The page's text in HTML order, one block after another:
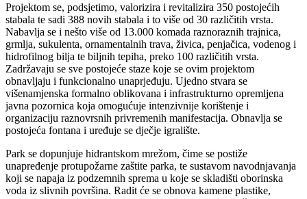
Projektom se, podsjetimo, valorizira i revitalizira 350 postojećih
stabala te sadi 388 novih stabala i to više od 30 različitih vrsta.
Nabavlja se i nešto više od 13.000 komada raznoraznih trajnica,
grmlja, sukulenta, ornamentalnih trava, živica, penjačica, vodenog i
hidrofilnog bilja te biljnih tepiha, preko 100 različitih vrsta.
Zadržavaju se sve postojeće staze koje se ovim projektom
obnavljaju i funkcionalno unaprjeđuju. Ujedno stvara se
višenamjenska formalno oblikovana i infrastrukturno opremljena
javna pozornica koja omogućuje intenzivnije korištenje i
organizaciju raznovrsnih privremenih manifestacija. Obnavlja se
postojeća fontana i uređuje se dječje igralište.
Park se dopunjuje hidrantskom mrežom, čime se postiže
unapređenje protupožarne zaštite parka, te sustavom navodnjavanja
koji se napaja iz podzemnih sprema u koje se skladišti oborinska
voda iz slivnih površina. Radit će se obnova kamene plastike,